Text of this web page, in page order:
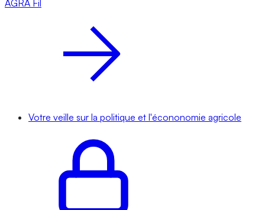
AGRA Fil
Votre veille sur la politique et l'écononomie agricole